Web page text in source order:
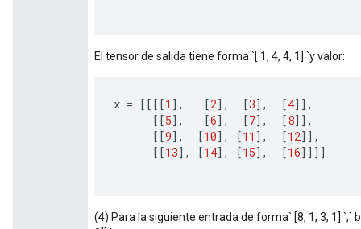
El tensor de salida tiene forma `[ 1, 4, 4, 1] `y valor:
x = [[[[1 ], [2], [3], [4]],
[[5], [6], [7], [8]],
[[9], [10], [11 ], [12]],
[[13], [14], [15], [16]]]]
(4) Para la siguiente entrada de forma` [8, 1, 3, 1] `,`